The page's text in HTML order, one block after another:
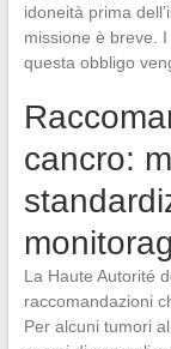
idoneità prima
missione è breve.
questa obbligo
cancro:
La Haute Autorité
raccomandazioni
Per alcuni tumori